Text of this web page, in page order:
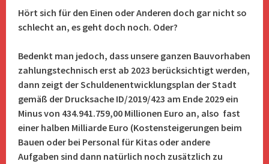
Hört sich für den Einen oder Anderen doch gar nicht so
schlecht an, es geht doch noch. Oder?
Bedenkt man jedoch, dass unsere ganzen Bauvorhaben
zahlungstechnisch erst ab 2023 berücksichtigt werden,
dann zeigt der Schuldenentwicklungsplan der Stadt
gemäß der Drucksache ID/2019/423 am Ende 2029 ein
Minus von 434.941.759,00 Millionen Euro an, also fast
einer halben Milliarde Euro (Kostensteigerungen beim
Bauen oder bei Personal für Kitas oder andere
Aufgaben sind dann natürlich noch zusätzlich zu